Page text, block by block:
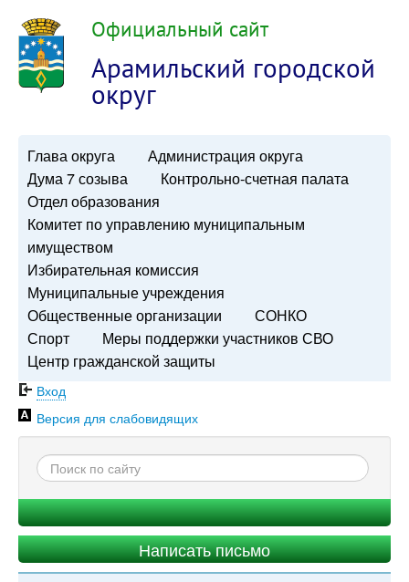
Официальный сайт
Арамильский городской
округ
Глава округа
Администрация округа
Дума 7 созыва
Контрольно-счетная палата
Отдел образования
Комитет по управлению муниципальным
имуществом
Избирательная комиссия
Муниципальные учреждения
Общественные организации
СОНКО
Спорт
Меры поддержки участников СВО
Центр гражданской защиты
Вход
Версия для слабовидящих
Написать письмо